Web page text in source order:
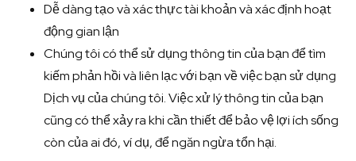
Dễ dàng tạo và xác thực tài khoản và xác định hoạt
động gian lận
Chúng tôi có thể sử dụng thông tin của bạn để tìm
kiếm phản hồi và liên lạc với bạn về việc bạn sử dụng
Dịch vụ của chúng tôi. Việc xử lý thông tin của bạn
cũng có thể xảy ra khi cần thiết để bảo vệ lợi ích sống
còn của ai đó, ví dụ, để ngăn ngừa tổn hại.